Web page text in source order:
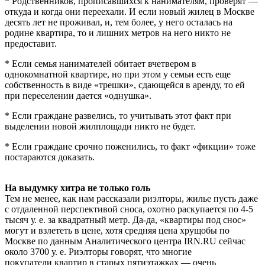
откуда и когда они переехали. И если новый жилец в Москве
десять лет не проживал, и, тем более, у него осталась на
родине квартира, то и лишних метров на него никто не
предоставит.
* Если семья нанимателей обитает вчетвером в
однокомнатной квартире, но при этом у семьи есть еще
собственность в виде «трешки», сдающейся в аренду, то ей
при переселении дается «однушка».
* Если граждане развелись, то учитывать этот факт при
выделении новой жилплощади никто не будет.
* Если граждане срочно поженились, то факт «фикции» тоже
постараются доказать.
На выдумку хитра не только голь
Тем не менее, как нам рассказали риэлторы, жилье пусть даже
с отдаленной перспективой сноса, охотно раскупается по 4-5
тысяч у. е. за квадратный метр. Да-да, «квартиры под снос»
могут и взлететь в цене, хотя средняя цена хрущобы по
Москве по данным Аналитического центра IRN.RU сейчас
около 3700 у. е. Риэлторы говорят, что многие
покупатели квартир в старых пятиэтажках — очень